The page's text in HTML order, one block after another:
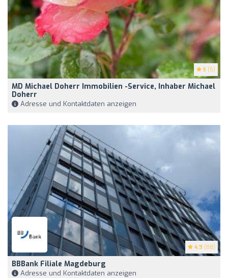
5 (5)
MD Michael Doherr Immobilien -Service, Inhaber Michael
Doherr
Adresse und Kontaktdaten anzeigen
4.9 (88)
BBBank Filiale Magdeburg
Adresse und Kontaktdaten anzeigen